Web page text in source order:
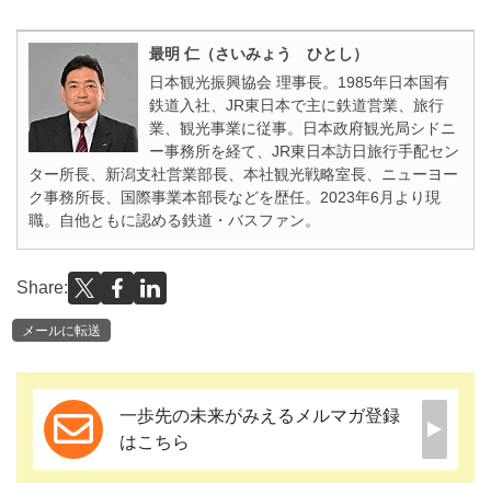
最明 仁（さいみょう ひとし）
日本観光振興協会 理事長。1985年日本国有
鉄道入社、JR東日本で主に鉄道営業、旅行
業、観光事業に従事。日本政府観光局シドニ
ー事務所を経て、JR東日本訪日旅行手配セン
ター所長、新潟支社営業部長、本社観光戦略室長、ニューヨー
ク事務所長、国際事業本部長などを歴任。2023年6月より現
職。自他ともに認める鉄道・バスファン。
Share:
メールに転送
一歩先の未来がみえるメルマガ登録
はこちら